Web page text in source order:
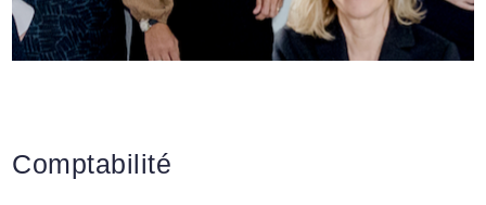
Comptabilité